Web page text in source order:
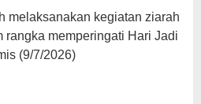
melaksanakan kegiatan ziarah
rangka memperingati Hari Jadi
(9/7/2026)